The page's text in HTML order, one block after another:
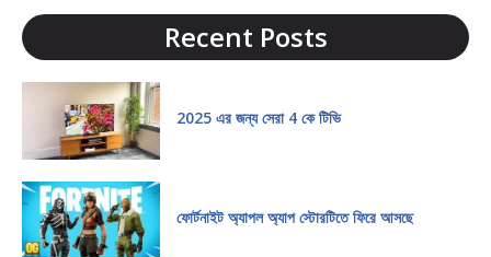
Recent Posts
2025 এর জন্য সেরা 4 কে টিভি
ফোর্টনাইট অ্যাপল অ্যাপ স্টোরটিতে ফিরে আসছে